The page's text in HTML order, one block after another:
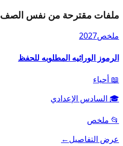
ملفات مقترحة من نفس الصف
ملخص2027
الرموز الوراثيه المطلوبه للحفظ
📖 أحياء
🎓 السادس الإعدادي
📂 ملخص
عرض التفاصيل←